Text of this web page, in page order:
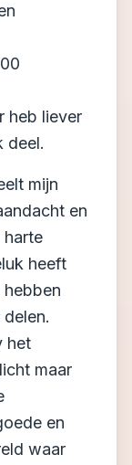
heb liever
deel.
mijn
en
harte
heeft
hebben
het
maar
en
waar